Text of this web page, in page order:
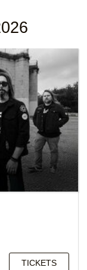
TICKETS